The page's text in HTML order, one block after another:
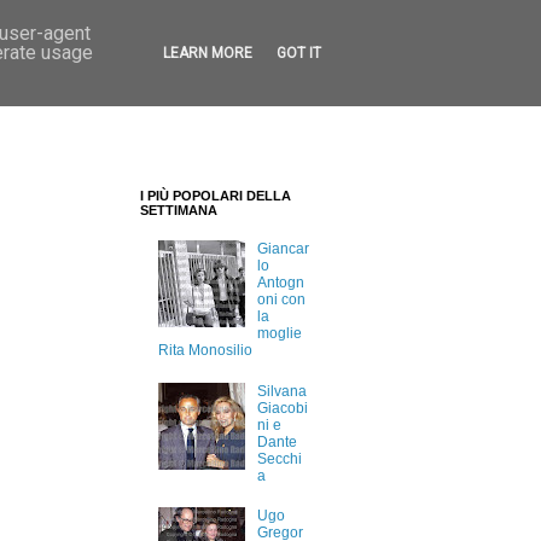
I PIÙ POPOLARI DELLA
SETTIMANA
Giancar
lo
Antogn
oni con
la
moglie
Rita Monosilio
Silvana
Giacobi
ni e
Dante
Secchi
a
Ugo
Gregor
agent
usage
LEARN MORE GOT IT